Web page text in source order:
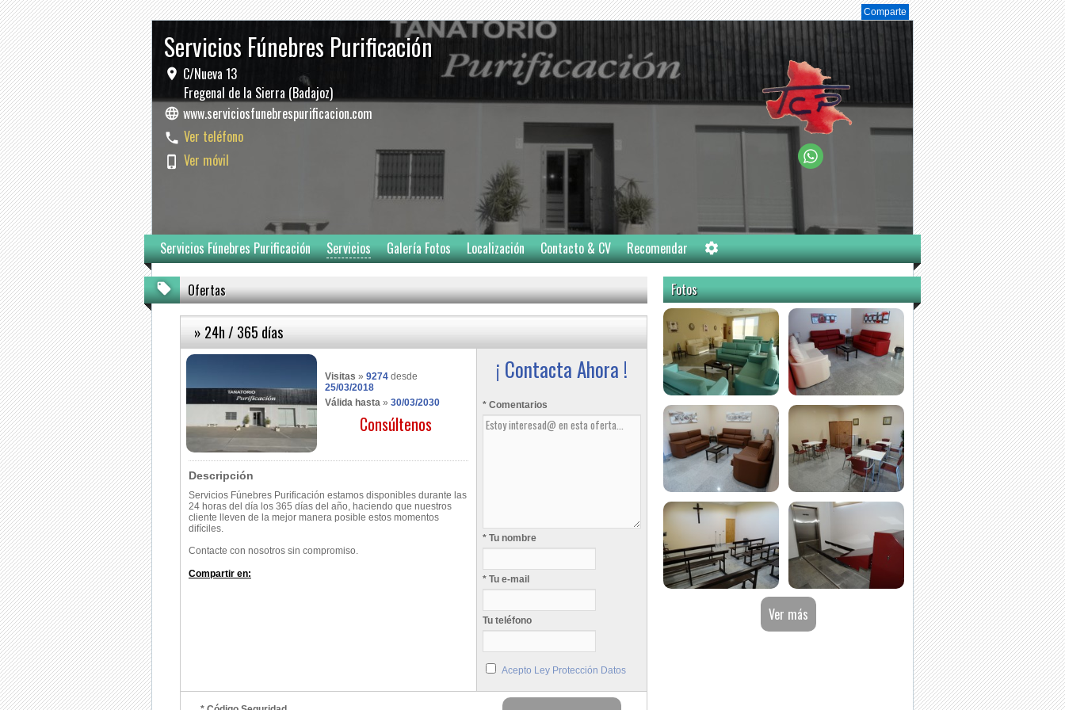
Comparte
Servicios Fúnebres Purificación
C/Nueva 13
Fregenal de la Sierra (Badajoz)
www.serviciosfunebrespurificacion.com
Ver teléfono
Ver móvil
Servicios Fúnebres Purificación Servicios Galería Fotos Localización Contacto & CV Recomendar
Ofertas
» 24h / 365 días
Visitas » 9274 desde
25/03/2018
Válida hasta » 30/03/2030
Consúltenos
Descripción
Servicios Fúnebres Purificación estamos disponibles durante las
24 horas del día los 365 días del año, haciendo que nuestros
cliente lleven de la mejor manera posible estos momentos
difíciles.
Contacte con nosotros sin compromiso.
Compartir en:
¡ Contacta Ahora !
* Comentarios
* Tu nombre
* Tu e-mail
Tu teléfono
Acepto Ley Protección Datos
Fotos